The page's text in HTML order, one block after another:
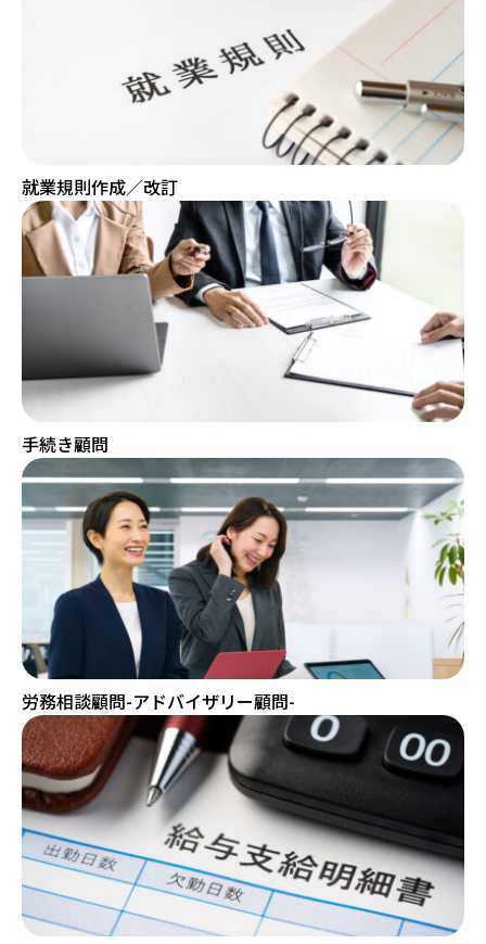
採用について
個人情報取扱方針
就業規則作成／改訂
手続き顧問
労務相談顧問-アドバイザリー顧問-